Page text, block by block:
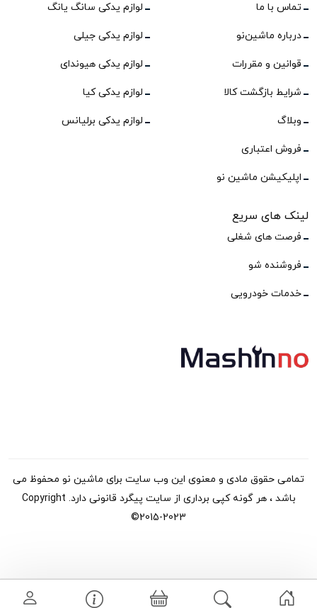
تماس با ما
درباره ماشین‌نو
قوانین و مقررات
شرایط بازگشت کالا
وبلاگ
فروش اعتباری
اپلیکیشن ماشین نو
لوازم یدکی سانگ یانگ
لوازم یدکی جیلی
لوازم یدکی هیوندای
لوازم یدکی کیا
لوازم یدکی برلیانس
لینک های سریع
فرصت های شغلی
فروشنده شو
خدمات خودرویی
تمامی حقوق مادی و معنوی این وب سایت برای ماشین نو محفوظ می
باشد ، هر گونه کپی برداری از سایت پیگرد قانونی دارد. Copyright
©2015-2023